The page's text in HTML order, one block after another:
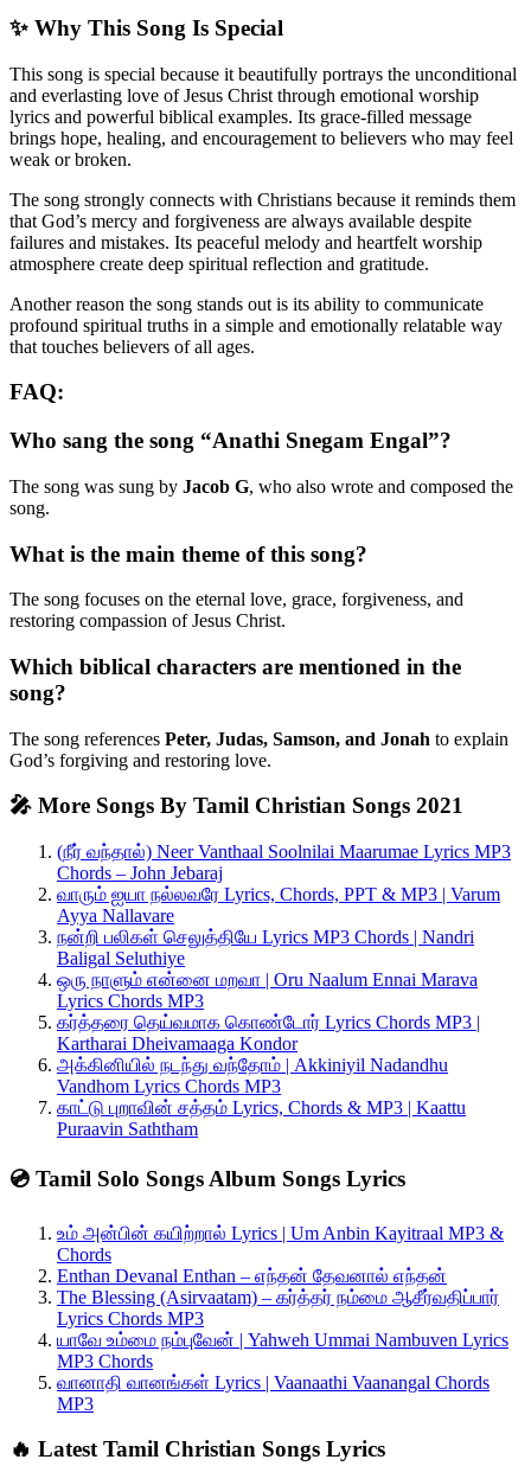
✨ Why This Song Is Special
This song is special because it beautifully portrays the unconditional
and everlasting love of Jesus Christ through emotional worship
lyrics and powerful biblical examples. Its grace-filled message
brings hope, healing, and encouragement to believers who may feel
weak or broken.
The song strongly connects with Christians because it reminds them
that God’s mercy and forgiveness are always available despite
failures and mistakes. Its peaceful melody and heartfelt worship
atmosphere create deep spiritual reflection and gratitude.
Another reason the song stands out is its ability to communicate
profound spiritual truths in a simple and emotionally relatable way
that touches believers of all ages.
FAQ:
Who sang the song “Anathi Snegam Engal”?
The song was sung by Jacob G, who also wrote and composed the
song.
What is the main theme of this song?
The song focuses on the eternal love, grace, forgiveness, and
restoring compassion of Jesus Christ.
Which biblical characters are mentioned in the
song?
The song references Peter, Judas, Samson, and Jonah to explain
God’s forgiving and restoring love.
🎤 More Songs By Tamil Christian Songs 2021
(நீர் வந்தால்) Neer Vanthaal Soolnilai Maarumae Lyrics MP3
Chords – John Jebaraj
வாரும் ஐயா நல்லவரே Lyrics, Chords, PPT & MP3 | Varum
Ayya Nallavare
நன்றி பலிகள் செலுத்தியே Lyrics MP3 Chords | Nandri
Baligal Seluthiye
ஒரு நாளும் என்னை மறவா | Oru Naalum Ennai Marava
Lyrics Chords MP3
கர்த்தரை தெய்வமாக கொண்டோர் Lyrics Chords MP3 |
Kartharai Dheivamaaga Kondor
அக்கினியில் நடந்து வந்தோம் | Akkiniyil Nadandhu
Vandhom Lyrics Chords MP3
காட்டு புறாவின் சத்தம் Lyrics, Chords & MP3 | Kaattu
Puraavin Saththam
💿 Tamil Solo Songs Album Songs Lyrics
உம் அன்பின் கயிற்றால் Lyrics | Um Anbin Kayitraal MP3 &
Chords
Enthan Devanal Enthan – எந்தன் தேவனால் எந்தன்
The Blessing (Asirvaatam) – கர்த்தர் நம்மை ஆசீர்வதிப்பார்
Lyrics Chords MP3
யாவே உம்மை நம்புவேன் | Yahweh Ummai Nambuven Lyrics
MP3 Chords
வானாதி வானங்கள் Lyrics | Vaanaathi Vaanangal Chords
MP3
🔥 Latest Tamil Christian Songs Lyrics